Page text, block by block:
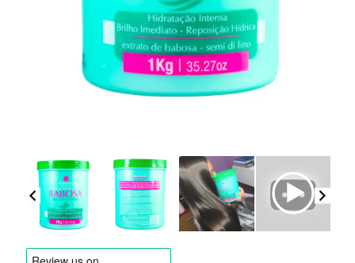
Versandarten & Zahlungsarten